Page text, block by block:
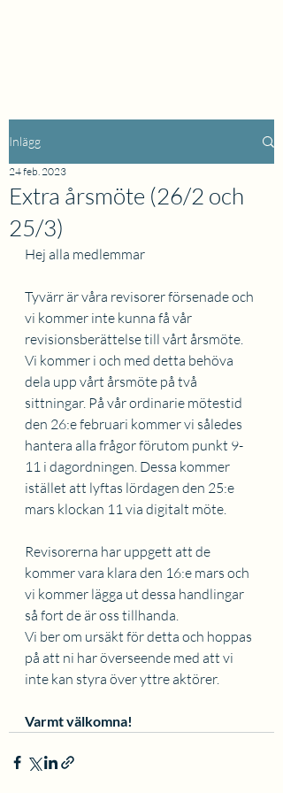
Inlägg
Extra årsmöte (26/2 och
25/3)
24 feb. 2023
Hej alla medlemmar
Tyvärr är våra revisorer försenade och
vi kommer inte kunna få vår
revisionsberättelse till vårt årsmöte.
Vi kommer i och med detta behöva
dela upp vårt årsmöte på två
sittningar. På vår ordinarie mötestid
den 26:e februari kommer vi således
hantera alla frågor förutom punkt 9-
11 i dagordningen. Dessa kommer
istället att lyftas lördagen den 25:e
mars klockan 11 via digitalt möte.
Revisorerna har uppgett att de
kommer vara klara den 16:e mars och
vi kommer lägga ut dessa handlingar
så fort de är oss tillhanda.
Vi ber om ursäkt för detta och hoppas
på att ni har överseende med att vi
inte kan styra över yttre aktörer.
Varmt välkomna!